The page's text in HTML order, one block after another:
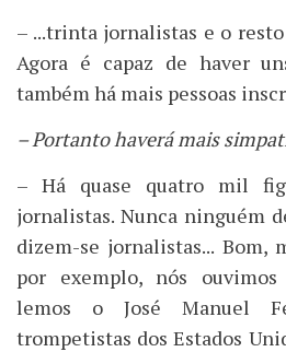
– ...trinta jornalistas e o
Agora é capaz de haver
também há mais pessoas
– Portanto haverá mais
– Há quase quatro mil
jornalistas. Nunca ninguém
dizem-se jornalistas... Bom,
por exemplo, nós
lemos o José Manuel
trompetistas dos Estados